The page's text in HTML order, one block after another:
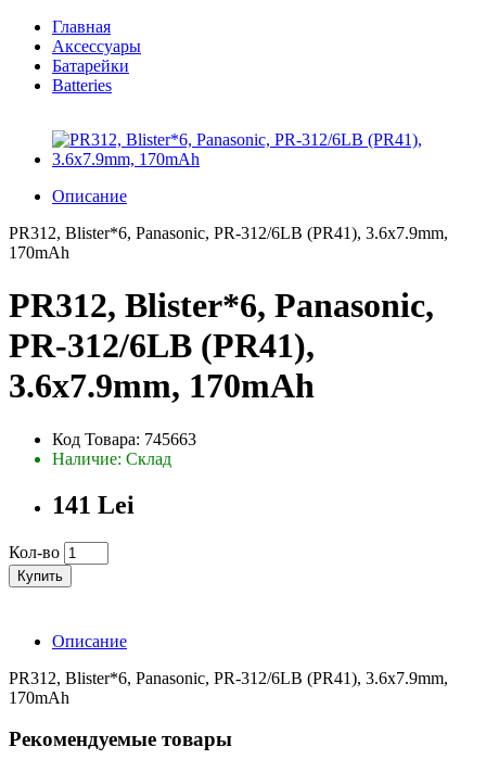
Главная
Аксессуары
Батарейки
Batteries
Описание
PR312, Blister*6, Panasonic, PR-312/6LB (PR41), 3.6x7.9mm,
170mAh
PR312, Blister*6, Panasonic,
PR-312/6LB (PR41),
3.6x7.9mm, 170mAh
Код Товара: 745663
Наличие: Склад
141 Lei
Кол-во
Купить
Описание
PR312, Blister*6, Panasonic, PR-312/6LB (PR41), 3.6x7.9mm,
170mAh
Рекомендуемые товары